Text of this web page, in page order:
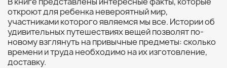
откроют для ребенка невероятный мир,
участниками которого являемся мы все. Истории об
удивительных путешествиях вещей позволят по-
новому взглянуть на привычные предметы: сколько
времени и труда необходимо на их изготовление,
доставку.